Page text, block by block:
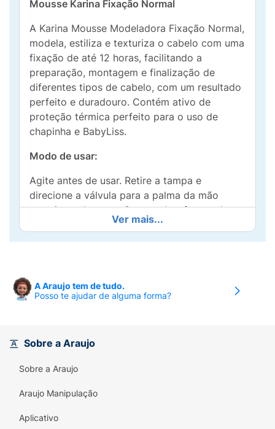
Mousse Karina Fixação Normal
A Karina Mousse Modeladora Fixação Normal,
modela, estiliza e texturiza o cabelo com uma
fixação de até 12 horas, facilitando a
preparação, montagem e finalização de
diferentes tipos de cabelo, com um resultado
perfeito e duradouro. Contém ativo de
proteção térmica perfeito para o uso de
chapinha e BabyLiss.
Modo de usar:
Agite antes de usar. Retire a tampa e
direcione a válvula para a palma da mão
pressionando-a por 3 segundos, formando
uma espuma de aproximadamente 5cm de
diâmetro. Com o produto na mão, aplique-o
garantindo proteção térmica, ou com os
cabelos secos após a modelagem dos fios,
o uso da temperatura média, a uma distância
chapinha, garantindo proteção térmica, ou
Ver mais...
A Araujo tem de tudo.
Posso te ajudar de alguma forma?
Sobre a Araujo
Sobre a Araujo
Araujo Manipulação
Aplicativo